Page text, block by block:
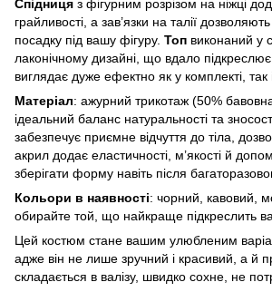
Спідниця з фігурним розрізом на ніжці
грайливості, а зав’язки на талії
посадку під вашу фігуру. Топ виконаний у
лаконічному дизайні, що вдало підкреслює
виглядає дуже ефектно як у комплекті, так
Матеріал: ажурний трикотаж (50%
ідеальний баланс натуральності та
забезпечує приємне відчуття до тіла,
акрил додає еластичності, м’якості й
зберігати форму навіть після
Кольори в наявності: чорний, кавовий,
обирайте той, що найкраще підкреслить
Цей костюм стане вашим улюбленим
адже він не лише зручний і красивий, а й
складається в валізу, швидко сохне, не